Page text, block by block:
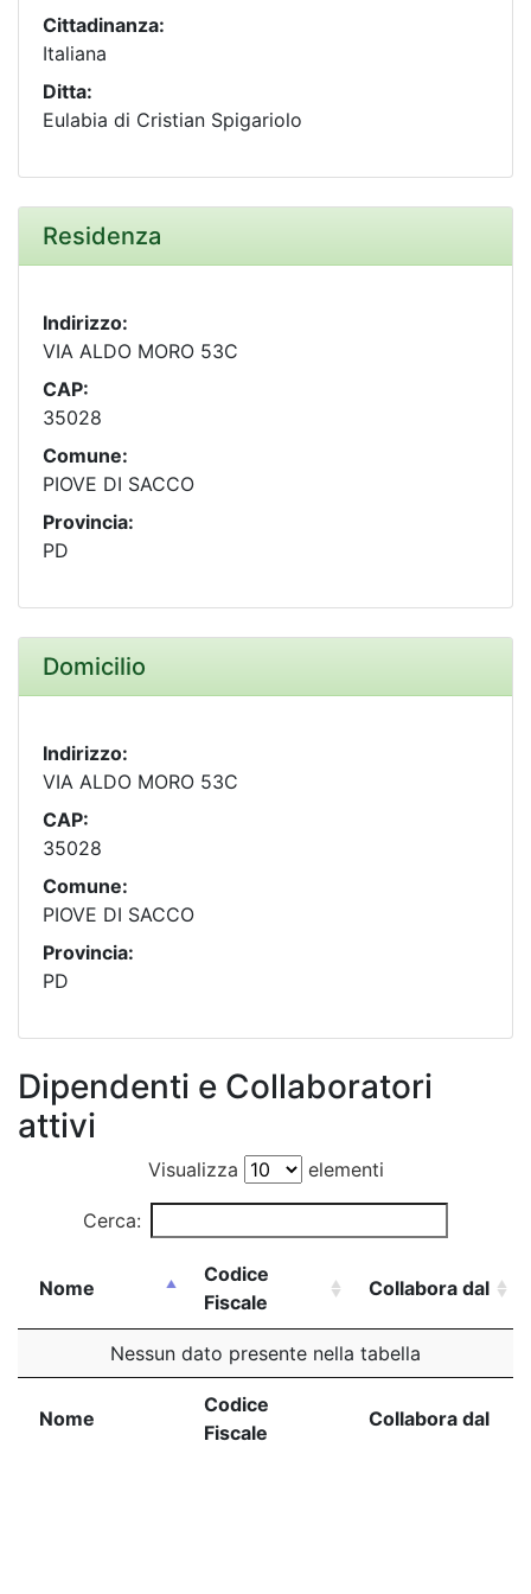
Cittadinanza:
Italiana
Ditta:
Eulabia di Cristian Spigariolo
Residenza
Indirizzo:
VIA ALDO MORO 53C
CAP:
35028
Comune:
PIOVE DI SACCO
Provincia:
PD
Domicilio
Indirizzo:
VIA ALDO MORO 53C
CAP:
35028
Comune:
PIOVE DI SACCO
Provincia:
PD
Dipendenti e Collaboratori
attivi
Visualizza elementi
Cerca:
Nome
Codice
Fiscale
Collabora dal
Codice
Fiscale
Collabora dal
Codice
Fiscale
Nessun dato presente nella tabella
Nome
Codice
Fiscale
Collabora dal